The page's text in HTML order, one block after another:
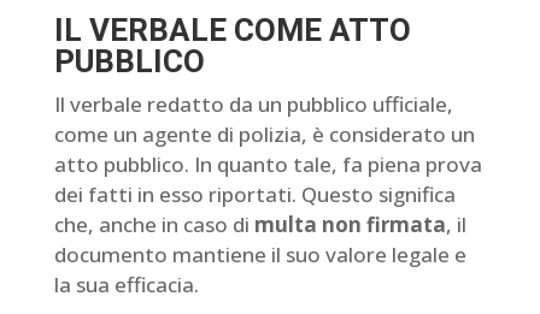
IL VERBALE COME ATTO
PUBBLICO
Il verbale redatto da un pubblico ufficiale,
come un agente di polizia, è considerato un
atto pubblico. In quanto tale, fa piena prova
dei fatti in esso riportati. Questo significa
che, anche in caso di multa non firmata, il
documento mantiene il suo valore legale e
la sua efficacia.